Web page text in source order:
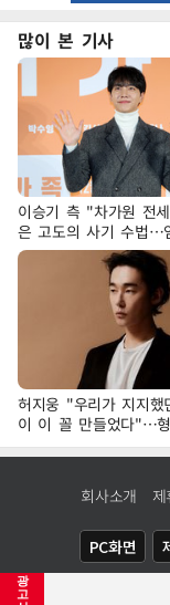
광
고
많이 본 기사
이승기 측 "차가원 전
은 고도의 사기 수법…
허지웅 "우리가 지지했
이 이 꼴 만들었다"…
에 격한 반응
회사소개
PC화면